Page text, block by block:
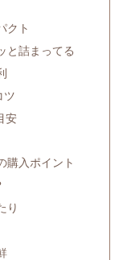
クト
と詰まってる
ツ
安
購入ポイント
り